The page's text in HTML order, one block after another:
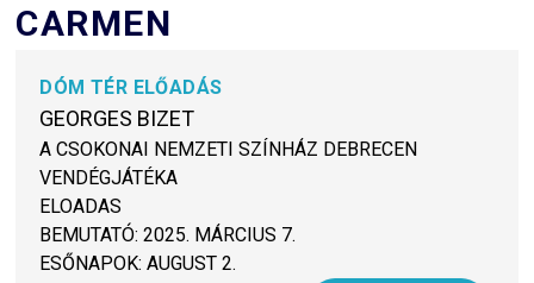
CARMEN
DÓM TÉR ELŐADÁS
GEORGES BIZET
A CSOKONAI NEMZETI SZÍNHÁZ DEBRECEN
VENDÉGJÁTÉKA
ELOADAS
BEMUTATÓ: 2025. MÁRCIUS 7.
ESŐNAPOK: AUGUST 2.